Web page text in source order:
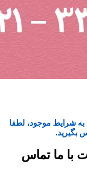
به شرایط موجود، لطفا
بگیرید.
با ما تماس